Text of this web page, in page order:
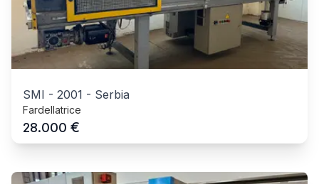
SMI - 2001 - Serbia
Fardellatrice
28.000 €